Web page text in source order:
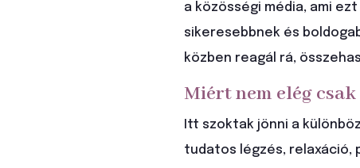
a közösségi média, ami
sikeresebbnek és
közben reagál rá,
Miért nem elég
Itt szoktak jönni a
tudatos légzés, relaxáció,